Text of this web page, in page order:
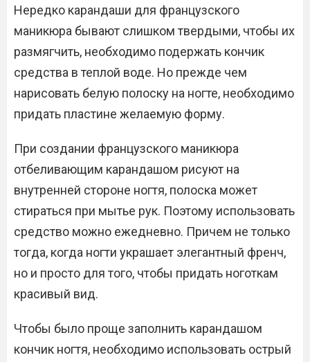
Нередко карандаши для французского
маникюра бывают слишком твердыми, чтобы их
размягчить, необходимо подержать кончик
средства в теплой воде. Но прежде чем
нарисовать белую полоску на ногте, необходимо
придать пластине желаемую форму.
При создании французского маникюра
отбеливающим карандашом рисуют на
внутренней стороне ногтя, полоска может
стираться при мытье рук. Поэтому использовать
средство можно ежедневно. Причем не только
тогда, когда ногти украшает элегантный френч,
но и просто для того, чтобы придать ноготкам
красивый вид.
Чтобы было проще заполнить карандашом
кончик ногтя, необходимо использовать острый